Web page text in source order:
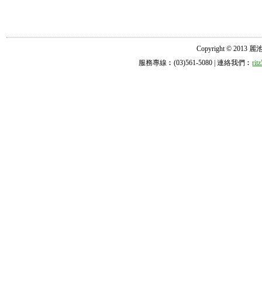
Copyright © 2013 麗
服務專線︰(03)561-5080 | 連絡我們︰